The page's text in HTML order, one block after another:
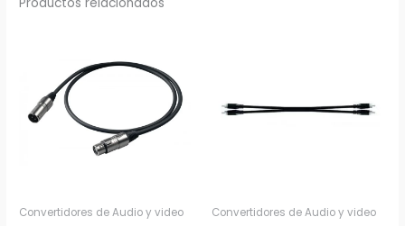
Convertidores de Audio y video Convertidores de Audio y video